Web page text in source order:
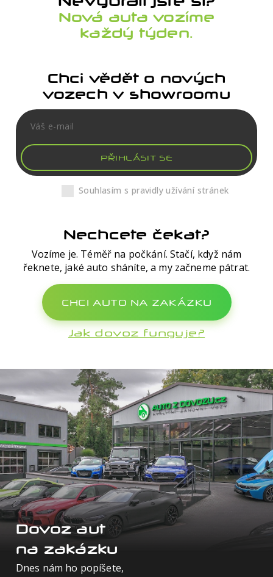
Nová auta vozíme
každý týden.
Chci vědět o nových
vozech v showroomu
PŘIHLÁSIT SE
Souhlasím s pravidly užívání stránek
Nechcete čekat?
Vozíme je. Téměř na počkání. Stačí, když nám
řeknete, jaké auto sháníte, a my začneme pátrat.
CHCI AUTO NA ZAKÁZKU
Jak dovoz funguje?
Dovoz aut
na zakázku
Dnes nám ho popíšete,